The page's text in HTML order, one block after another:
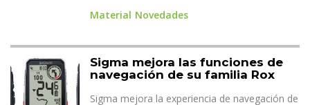
Material Novedades
Sigma mejora las funciones de
navegación de su familia Rox
Sigma mejora la experiencia de navegación de